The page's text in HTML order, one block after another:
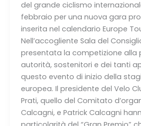
del grande ciclismo
febbraio per una nuova gara
inserita nel calendario Europe
Nell’accogliente Sala del
presentata la competizione alla
autorità, sostenitori e dei tanti
questo evento di inizio della
europea. Il presidente del Velo
Prati, quello del Comitato
Calcagni, e Patrick Calcagni